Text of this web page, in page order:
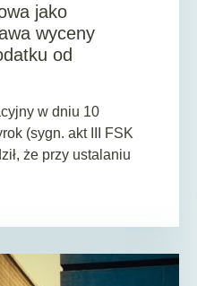
jako
wyceny
od
w dniu 10
(sygn. akt III FSK
że przy ustalaniu